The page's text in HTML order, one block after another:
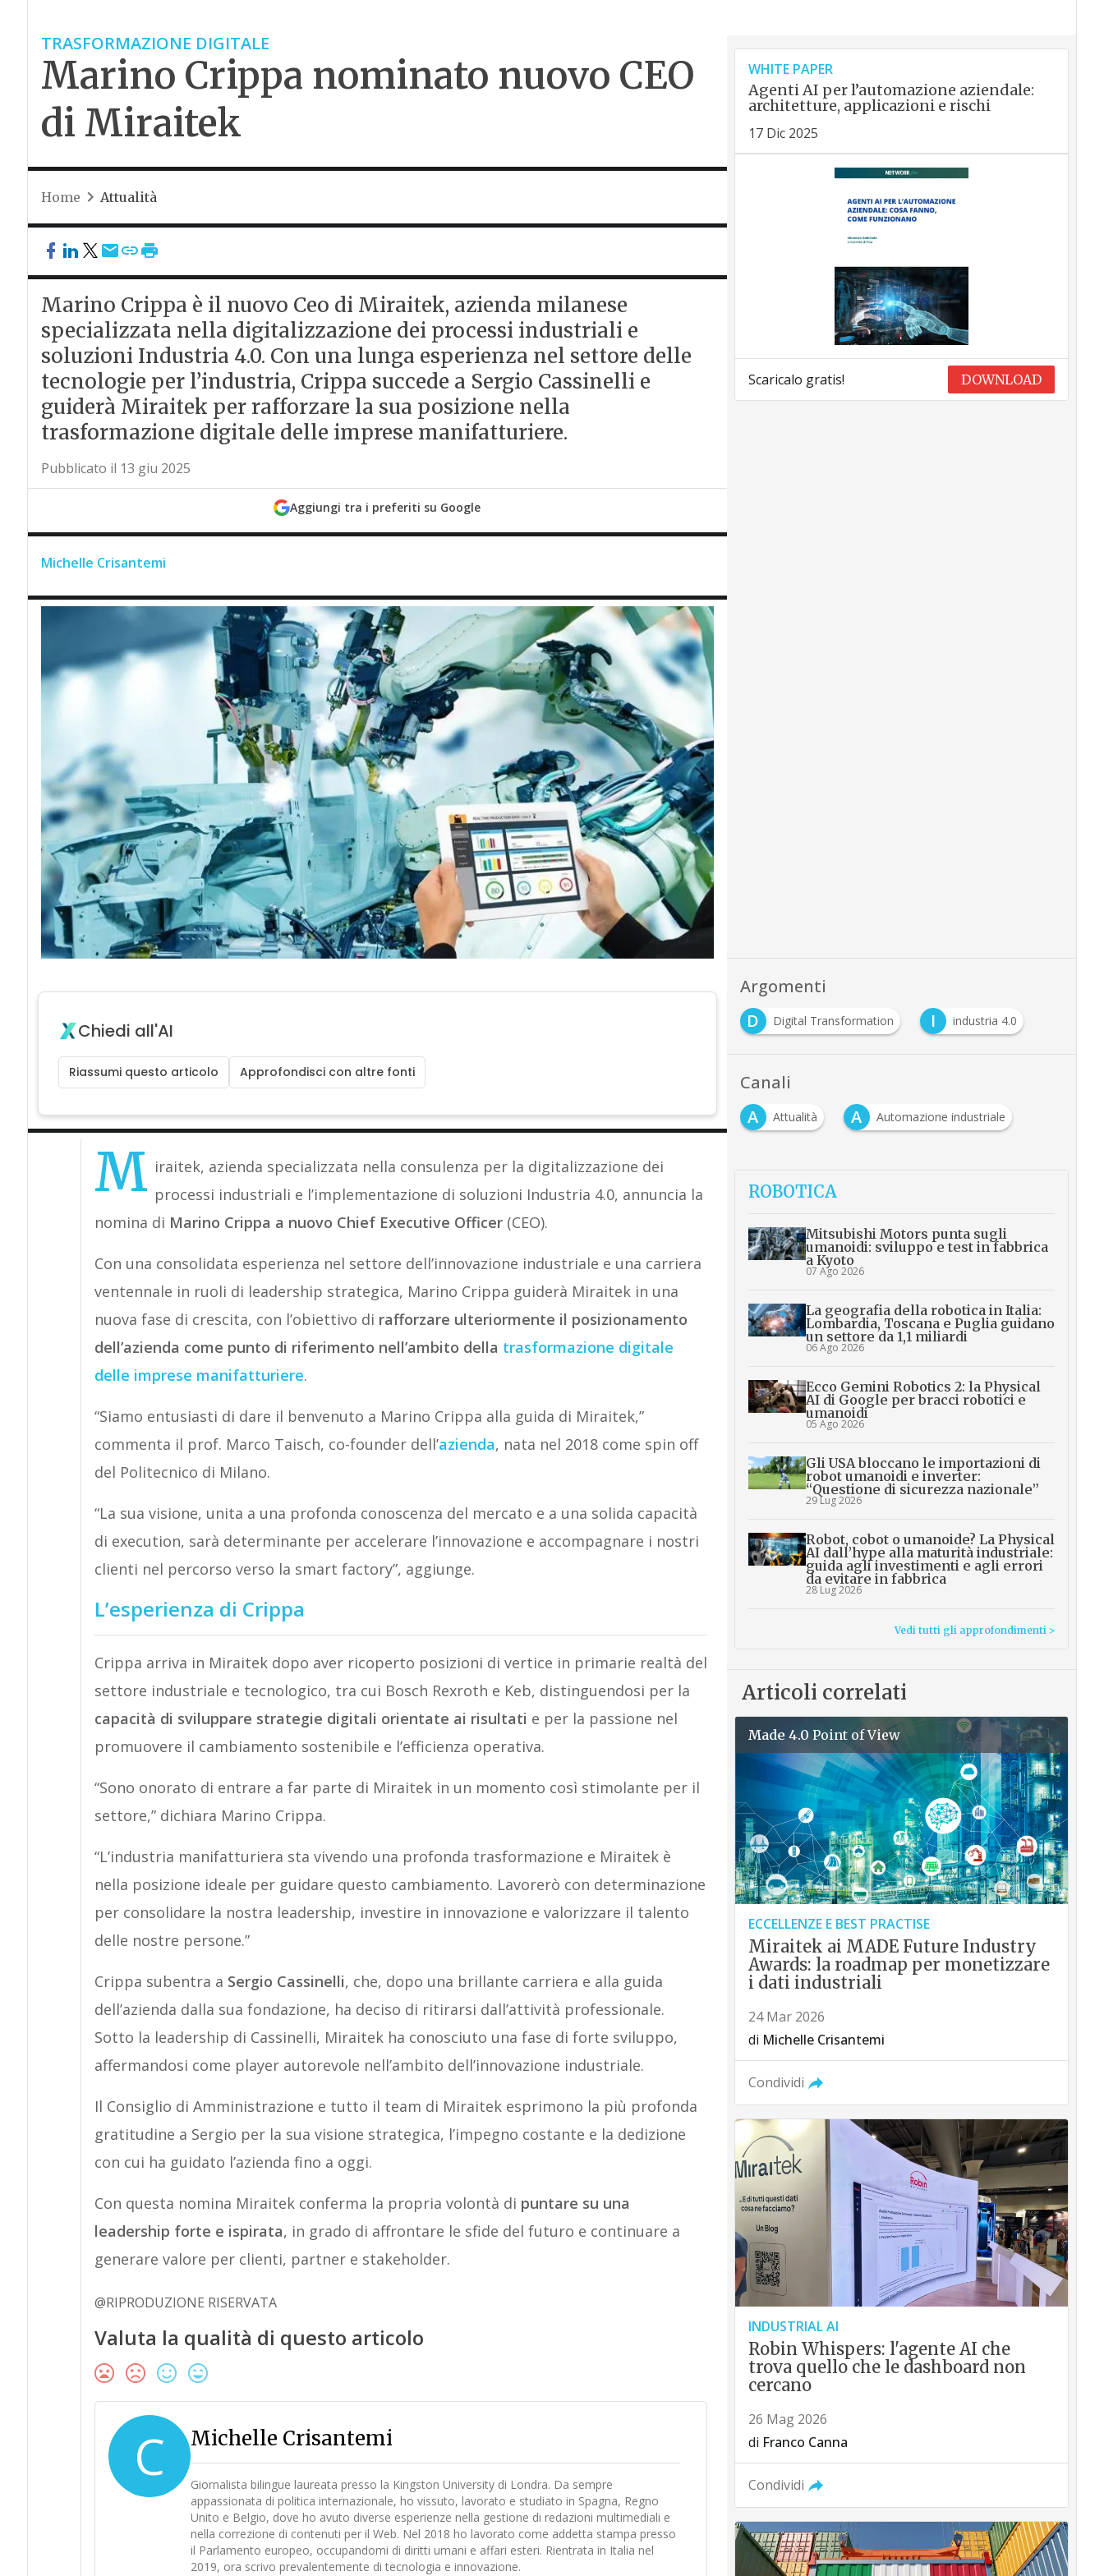
TRASFORMAZIONE DIGITALE
Marino Crippa nominato nuovo CEO
di Miraitek
Home Attualità
Marino Crippa è il nuovo Ceo di Miraitek, azienda milanese
specializzata nella digitalizzazione dei processi industriali e
soluzioni Industria 4.0. Con una lunga esperienza nel settore delle
tecnologie per l’industria, Crippa succede a Sergio Cassinelli e
guiderà Miraitek per rafforzare la sua posizione nella
trasformazione digitale delle imprese manifatturiere.
Pubblicato il 13 giu 2025
Aggiungi tra i preferiti su Google
Michelle Crisantemi
Chiedi all'AI
Riassumi questo articolo Approfondisci con altre fonti
M iraitek, azienda specializzata nella consulenza per la digitalizzazione dei
processi industriali e l’implementazione di soluzioni Industria 4.0, annuncia la
nomina di Marino Crippa a nuovo Chief Executive Officer(CEO).
Con una consolidata esperienza nel settore dell’innovazione industriale e una carriera
ventennale in ruoli di leadership strategica, Marino Crippa guiderà Miraitek in una
nuova fase di crescita, con l’obiettivo di rafforzare ulteriormente il posizionamento
dell’azienda come punto di riferimento nell’ambito della trasformazione digitale
delle imprese manifatturiere.
“Siamo entusiasti di dare il benvenuto a Marino Crippa alla guida di Miraitek,”
commenta il prof. Marco Taisch, co-founder dell’azienda, nata nel 2018 come spin off
del Politecnico di Milano.
“La sua visione, unita a una profonda conoscenza del mercato e a una solida capacità
di execution, sarà determinante per accelerare l’innovazione e accompagnare i nostri
clienti nel percorso verso la smart factory”, aggiunge.
L’esperienza di Crippa
Crippa arriva in Miraitek dopo aver ricoperto posizioni di vertice in primarie realtà del
settore industriale e tecnologico, tra cui Bosch Rexroth e Keb, distinguendosi per la
capacità di sviluppare strategie digitali orientate ai risultati e per la passione nel
promuovere il cambiamento sostenibile e l’efficienza operativa.
“Sono onorato di entrare a far parte di Miraitek in un momento così stimolante per il
settore,” dichiara Marino Crippa.
“L’industria manifatturiera sta vivendo una profonda trasformazione e Miraitek è
nella posizione ideale per guidare questo cambiamento. Lavorerò con determinazione
per consolidare la nostra leadership, investire in innovazione e valorizzare il talento
delle nostre persone.”
Crippa subentra a Sergio Cassinelli, che, dopo una brillante carriera e alla guida
dell’azienda dalla sua fondazione, ha deciso di ritirarsi dall’attività professionale.
Sotto la leadership di Cassinelli, Miraitek ha conosciuto una fase di forte sviluppo,
affermandosi come player autorevole nell’ambito dell’innovazione industriale.
Il Consiglio di Amministrazione e tutto il team di Miraitek esprimono la più profonda
gratitudine a Sergio per la sua visione strategica, l’impegno costante e la dedizione
con cui ha guidato l’azienda fino a oggi.
Con questa nomina Miraitek conferma la propria volontà di puntare su una
leadership forte e ispirata, in grado di affrontare le sfide del futuro e continuare a
generare valore per clienti, partner e stakeholder.
@RIPRODUZIONE RISERVATA
Valuta la qualità di questo articolo
C Michelle Crisantemi
Giornalista bilingue laureata presso la Kingston University di Londra. Da sempre
appassionata di politica internazionale, ho vissuto, lavorato e studiato in Spagna, Regno
Unito e Belgio, dove ho avuto diverse esperienze nella gestione di redazioni multimediali e
nella correzione di contenuti per il Web. Nel 2018 ho lavorato come addetta stampa presso
il Parlamento europeo, occupandomi di diritti umani e affari esteri. Rientrata in Italia nel
2019, ora scrivo prevalentemente di tecnologia e innovazione.
WHITE PAPER
Agenti AI per l’automazione aziendale:
architetture, applicazioni e rischi
17 Dic 2025
Scaricalo gratis! DOWNLOAD
Argomenti
D
Digital Transformation I industria 4.0
Canali
A
Attualità A Automazione industriale
ROBOTICA
Mitsubishi Motors punta sugli
umanoidi: sviluppo e test in fabbrica
a Kyoto
07 Ago 2026
La geografia della robotica in Italia:
Lombardia, Toscana e Puglia guidano
un settore da 1,1 miliardi
06 Ago 2026
Ecco Gemini Robotics 2: la Physical
AI di Google per bracci robotici e
umanoidi
05 Ago 2026
Gli USA bloccano le importazioni di
robot umanoidi e inverter:
“Questione di sicurezza nazionale”
29 Lug 2026
Robot, cobot o umanoide? La Physical
AI dall’hype alla maturità industriale:
guida agli investimenti e agli errori
da evitare in fabbrica
28 Lug 2026
Vedi tutti gli approfondimenti >
Articoli correlati
Made 4.0 Point of View
ECCELLENZE E BEST PRACTISE
Miraitek ai MADE Future Industry
Awards: la roadmap per monetizzare
i dati industriali
24 Mar 2026
di Michelle Crisantemi
Condividi
INDUSTRIAL AI
Robin Whispers: l'agente AI che
trova quello che le dashboard non
cercano
26 Mag 2026
di Franco Canna
Condividi